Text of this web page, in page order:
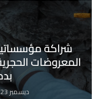
شراكة
المعروضات
| ديسمبر 23, 2025